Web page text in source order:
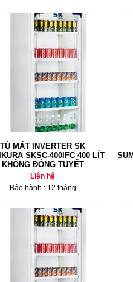
TỦ MÁT INVERTER SK
SKSC-400IFC 400 LÍT
KHÔNG ĐÓNG TUYẾT
Liên hệ
Bảo hành : 12 tháng